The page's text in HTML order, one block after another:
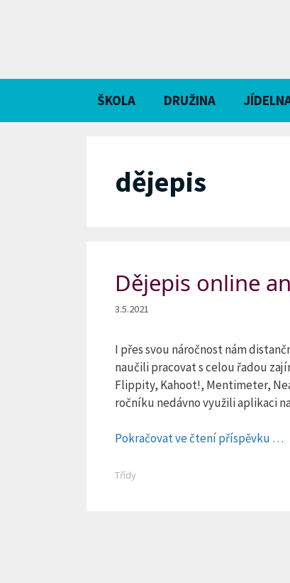
ŠKOLA DRUŽINA
dějepis
Dějepis online
3.5.2021
I přes svou náročnost nám
naučili pracovat s celou řadou
Flippity, Kahoot!, Mentimeter,
ročníku nedávno využili aplikaci
Pokračovat ve čtení příspěvku …
Rubriky
Třídy